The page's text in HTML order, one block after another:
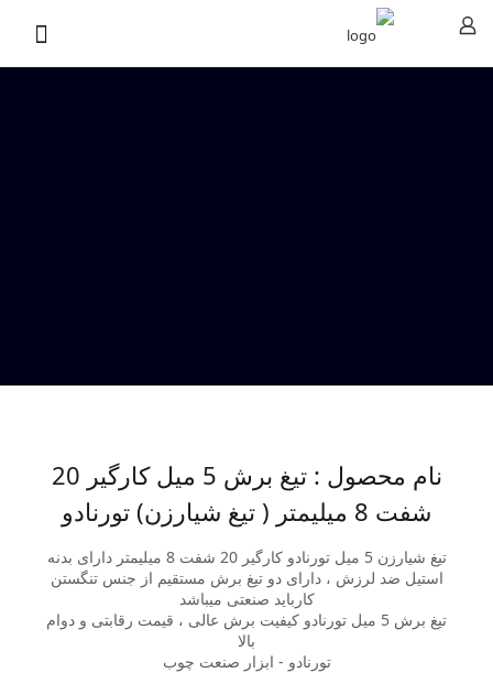
نام محصول : تیغ برش 5 میل کارگیر 20
شفت 8 میلیمتر ( تیغ شیارزن) تورنادو
تیغ شیارزن 5 میل تورنادو کارگیر 20 شفت 8 میلیمتر دارای بدنه
استیل ضد لرزش ، دارای دو تیغ برش مستقیم از جنس تنگستن
کارباید صنعتی میباشد
تیغ برش 5 میل تورنادو کیفیت برش عالی ، قیمت رقابتی و دوام
بالا
تورنادو - ابزار صنعت چوب